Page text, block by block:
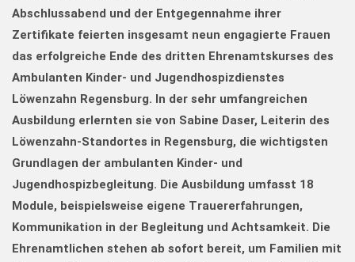
Abschlussabend und der Entgegennahme ihrer
Zertifikate feierten insgesamt neun engagierte Frauen
das erfolgreiche Ende des dritten Ehrenamtskurses des
Ambulanten Kinder- und Jugendhospizdienstes
Löwenzahn Regensburg. In der sehr umfangreichen
Ausbildung erlernten sie von Sabine Daser, Leiterin des
Löwenzahn-Standortes in Regensburg, die wichtigsten
Grundlagen der ambulanten Kinder- und
Jugendhospizbegleitung. Die Ausbildung umfasst 18
Module, beispielsweise eigene Trauererfahrungen,
Kommunikation in der Begleitung und Achtsamkeit. Die
Ehrenamtlichen stehen ab sofort bereit, um Familien mit